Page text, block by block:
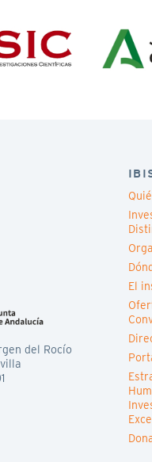
del Rocío
El